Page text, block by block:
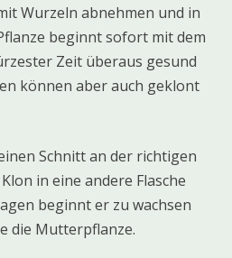
Wurzeln abnehmen und in
beginnt sofort mit dem
Zeit überaus gesund
können aber auch geklont
Schnitt an der richtigen
in eine andere Flasche
beginnt er zu wachsen
die Mutterpflanze.